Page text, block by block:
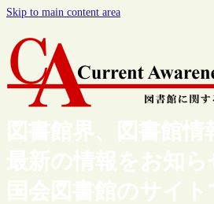
Skip to main content area
図書館界、図書館情
最新の情報をお知
国会図書館のサイト